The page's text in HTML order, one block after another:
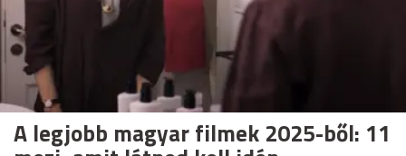
A legjobb magyar filmek 2025-ből: 11